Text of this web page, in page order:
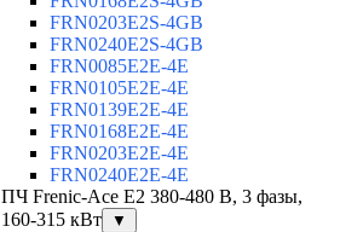
FRN0203E2S-4GB
FRN0240E2S-4GB
FRN0085E2E-4E
FRN0105E2E-4E
FRN0139E2E-4E
FRN0168E2E-4E
FRN0203E2E-4E
FRN0240E2E-4E
ПЧ Frenic-Ace E2 380-480 В, 3 фазы,
160-315 кВт
▼